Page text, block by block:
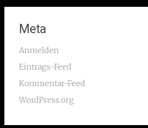
Meta
Anmelden
Eintrags-Feed
Kommentar-Feed
WordPress.org